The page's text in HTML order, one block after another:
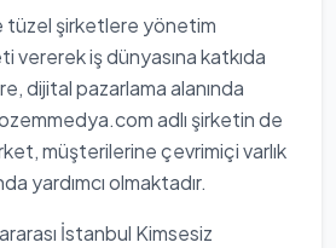
tüzel şirketlere yönetim
vererek iş dünyasına katkıda
dijital pazarlama alanında
adlı şirketin de
müşterilerine çevrimiçi varlık
yardımcı olmaktadır.
İstanbul Kimsesiz